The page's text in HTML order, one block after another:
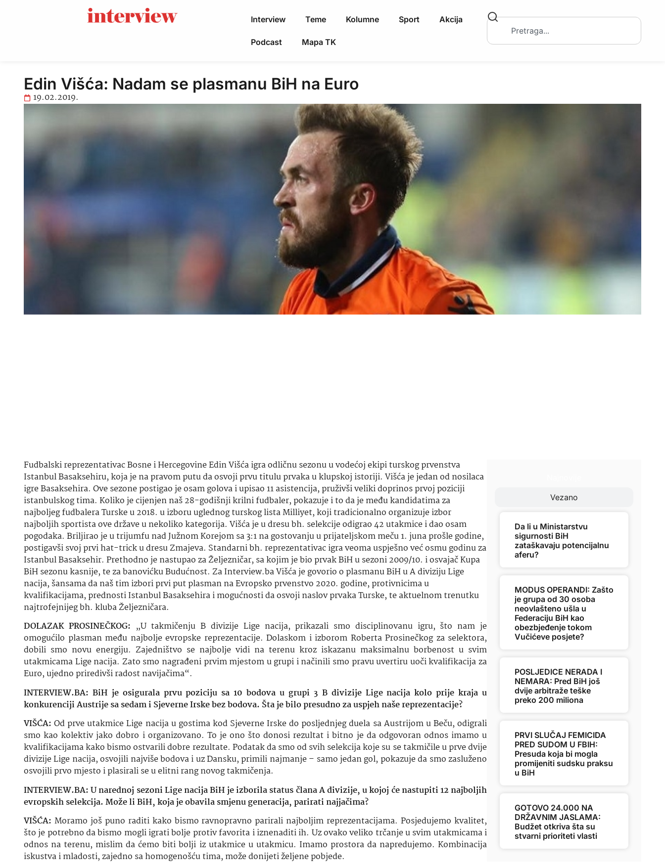
Interview Teme Kolumne Sport Akcija
Podcast Mapa TK
Edin Višća: Nadam se plasmanu BiH na Euro
19.02.2019.
Fudbalski reprezentativac Bosne i Hercegovine Edin Višća igra odličnu sezonu u vodećoj ekipi turskog prvenstva
Istanbul Basaksehiru, koja je na pravom putu da osvoji prvu titulu prvaka u klupskoj istoriji. Višća je jedan od nosilaca
igre Basaksehira. Ove sezone postigao je osam golova i upisao 11 asistencija, pruživši veliki doprinos prvoj poziciji
istanbulskog tima. Koliko je cijenjen naš 28-godišnji krilni fudbaler, pokazuje i to da je među kandidatima za
najboljeg fudbalera Turske u 2018. u izboru uglednog turskog lista Milliyet, koji tradicionalno organizuje izbor
najboljih sportista ove države u nekoliko kategorija. Višća je u dresu bh. selekcije odigrao 42 utakmice i dao osam
pogodaka. Briljirao je u trijumfu nad Južnom Korejom sa 3:1 na gostovanju u prijateljskom meču 1. juna prošle godine,
postigavši svoj prvi hat-trick u dresu Zmajeva. Standarni bh. reprezentativac igra veoma uspješno već osmu godinu za
Istanbul Basaksehir. Prethodno je nastupao za Željezničar, sa kojim je bio prvak BiH u sezoni 2009/10. i osvajač Kupa
BiH sezonu kasnije, te za banovićku Budućnost. Za Interview.ba Višća je govorio o plasmanu BiH u A diviziju Lige
nacija, šansama da naš tim izbori prvi put plasman na Evropsko prvenstvo 2020. godine, protivnicima u
kvalifikacijama, prednosti Istanbul Basaksehira i mogućnosti da osvoji naslov prvaka Turske, te aktuelnom trenutku
najtrofejnijeg bh. kluba Željezničara.
DOLAZAK PROSINEČKOG: „U takmičenju B divizije Lige nacija, prikazali smo disciplinovanu igru, što nam je
omogućilo plasman među najbolje evropske reprezentacije. Dolaskom i izborom Roberta Prosinečkog za selektora,
dobili smo novu energiju. Zajedništvo se najbolje vidi na terenu kroz iskazanu maksimalnu borbenost u svim
utakmicama Lige nacija. Zato smo nagrađeni prvim mjestom u grupi i načinili smo pravu uvertiru uoči kvalifikacija za
Euro, ujedno priredivši radost navijačima“.
INTERVIEW.BA: BiH je osigurala prvu poziciju sa 10 bodova u grupi 3 B divizije Lige nacija kolo prije kraja u
konkurenciji Austrije sa sedam i Sjeverne Irske bez bodova. Šta je bilo presudno za uspjeh naše reprezentacije?
VIŠĆA: Od prve utakmice Lige nacija u gostima kod Sjeverne Irske do posljednjeg duela sa Austrijom u Beču, odigrali
smo kao kolektiv jako dobro i organizovano. To je ono što donosi rezultat i bitno je da odgovoran odnos imamo u
kvalifikacijama kako bismo ostvarili dobre rezultate. Podatak da smo od svih selekcija koje su se takmičile u prve dvije
divizije Lige nacija, osvojili najviše bodova i uz Dansku, primili najmanje – samo jedan gol, pokazuje da smo zasluženo
osvojili prvo mjesto i plasirali se u elitni rang novog takmičenja.
INTERVIEW.BA: U narednoj sezoni Lige nacija BiH je izborila status člana A divizije, u kojoj će nastupiti 12 najboljih
evropskih selekcija. Može li BiH, koja je obavila smjenu generacija, parirati najjačima?
VIŠĆA: Moramo još puno raditi kako bismo ravnopravno parirali najboljim reprezentacijama. Posjedujemo kvalitet,
što je potrebno da bismo mogli igrati bolje protiv favorita i iznenaditi ih. Uz ovako veliko trčanje u svim utakmicama i
odnos na terenu, mislim da ćemo biti bolji iz utakmice u utakmicu. Imamo prostora da napredujemo. Kombinacija
iskustva i mladosti, zajedno sa homogenošću tima, može donijeti željene pobjede.
Vezano
Da li u Ministarstvu
sigurnosti BiH
zataškavaju potencijalnu
aferu?
MODUS OPERANDI: Zašto
je grupa od 30 osoba
neovlašteno ušla u
Federaciju BiH kao
obezbjeđenje tokom
Vučićeve posjete?
POSLJEDICE NERADA I
NEMARA: Pred BiH još
dvije arbitraže teške
preko 200 miliona
PRVI SLUČAJ FEMICIDA
PRED SUDOM U FBIH:
Presuda koja bi mogla
promijeniti sudsku praksu
u BiH
GOTOVO 24.000 NA
DRŽAVNIM JASLAMA:
Budžet otkriva šta su
stvarni prioriteti vlasti